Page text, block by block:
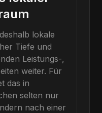
lokale
Tiefe und
Leistungs-,
weiter. Für
das in
selten nur
nach einer